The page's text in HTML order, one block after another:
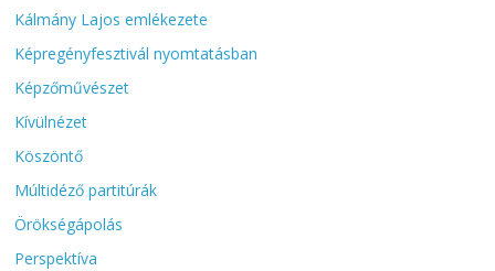
Kálmány Lajos emlékezete
Képregényfesztivál nyomtatásban
Képzőművészet
Kívülnézet
Köszöntő
Múltidéző partitúrák
Örökségápolás
Perspektíva